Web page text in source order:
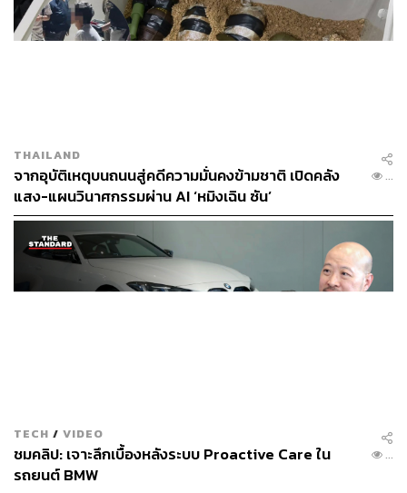
พนักงานอัยการได้ยื่นฟ้องจำเลยที่ 2 ต่อศาลอาญา ศาลมีคำ
รักษาวินัยจราจรและปฏิบัติตามกฎหมายโดยเคร่งครัด
ควบคุม เสริมสร้างความประพฤติ และวินัยข้าราชการตำรวจ
ซึ่งจำเลยที่ 2 เคยเข้าร่วมอบรมประชุมกวดขันระเบียบวินัย
เกี่ยวกับความประพฤติและระเบียบข้าราชการตำรวจที่หน่วย
งานต้นสังกัดจัดขึ้นตามคำสั่งจำเลยที่ 1 จำเลยที่ 1 ไม่มี
อำนาจโดยลำพังในการจัดระเบียบจราจร ต้องผ่านความเห็น
ชอบจากคณะอนุกรรมการจัดการระบบจราจร โดยมี
กฎหมาย ระเบียบ ข้อบังคับ คำสั่ง และนโยบายเป็นหน้าที่โดย
ทั่วไป หาใช่เป็นหน้าที่และความรับผิดชอบโดยเฉพาะของ
THAILAND
จากอุบัติเหตุบนถนนสู่คดีความมั่นคงข้ามชาติ เปิดคลัง
แสง-แผนวินาศกรรมผ่าน AI ‘หมิงเฉิน ซัน’
...
TECH / VIDEO
ชมคลิป: เจาะลึกเบื้องหลังระบบ Proactive Care ใน
รถยนต์ BMW
...